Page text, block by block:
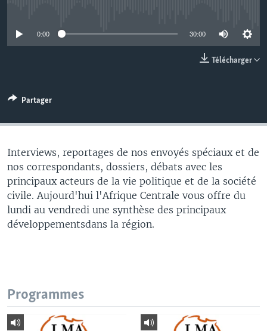
0:00 30:00
Télécharger
Partager
Interviews, reportages de nos envoyés spéciaux et de
nos correspondants, dossiers, débats avec les
principaux acteurs de la vie politique et de la société
civile. Aujourd'hui l'Afrique Centrale vous offre du
lundi au vendredi une synthèse des principaux
développementsdans la région.
Programmes